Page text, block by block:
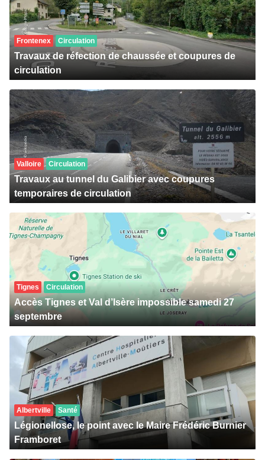
Frontenex Circulation
Travaux de réfection de chaussée et coupures de
circulation
Valloire Circulation
Travaux au tunnel du Galibier avec coupures
temporaires de circulation
Tignes Circulation
Accès Tignes et Val d’Isère impossible samedi 27
septembre
Albertville Santé
Légionellose, le point avec le Maire Frédéric Burnier
Framboret